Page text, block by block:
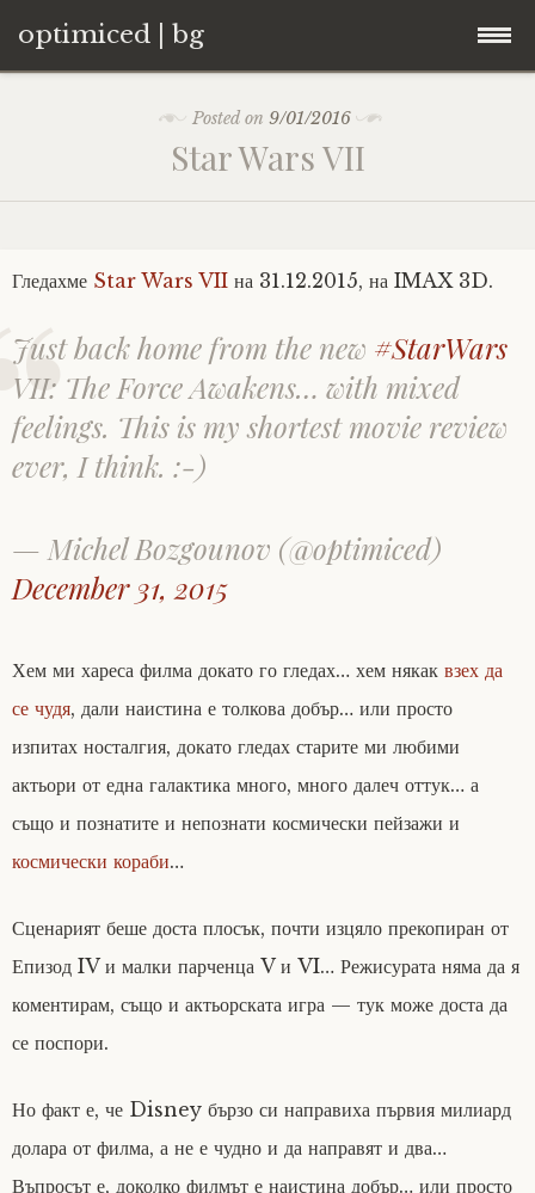
optimiced | bg
Posted on 9/01/2016
Star Wars VII
Гледахме Star Wars VII на 31.12.2015, на IMAX 3D.
Just back home from the new #StarWars
VII: The Force Awakens… with mixed
feelings. This is my shortest movie review
ever, I think. :-)
— Michel Bozgounov (@optimiced)
December 31, 2015
Хем ми хареса филма докато го гледах… хем някак взех да
се чудя, дали наистина е толкова добър… или просто
изпитах носталгия, докато гледах старите ми любими
актьори от една галактика много, много далеч оттук… а
също и познатите и непознати космически пейзажи и
космически кораби…
Сценарият беше доста плосък, почти изцяло прекопиран от
Епизод IV и малки парченца V и VI… Режисурата няма да я
коментирам, също и актьорската игра — тук може доста да
се поспори.
Но факт е, че Disney бързо си направиха първия милиард
долара от филма, а не е чудно и да направят и два…
Въпросът е, доколко филмът е наистина добър… или просто